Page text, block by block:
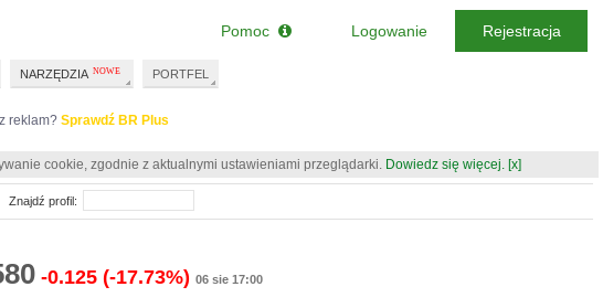
reklam? Sprawdź BR Plus
cookie, zgodnie z aktualnymi ustawieniami przeglądarki. Dowiedz się więcej. [x]
-0.125 (-17.73%) 06 sie 17:00
Znajdź profil:
NARZĘDZIA PORTFEL
Pomoc Logowanie Rejestracja